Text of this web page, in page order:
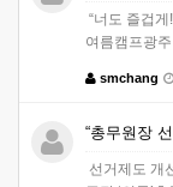
“너도 즐겁
여름캠프광
smchang
“총무원장
선거제도 개